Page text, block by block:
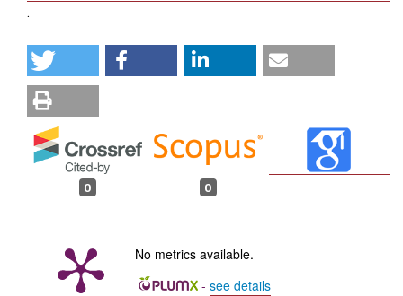
.
0 0
No metrics available.
- see details